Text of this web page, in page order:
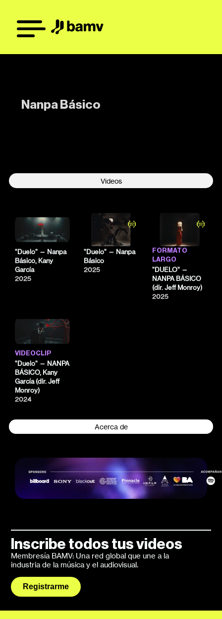
Nanpa Básico
Videos
Acerca de
"Duelo" — Nanpa
Básico, Kany
García
2025
"Duelo" — Nanpa
Básico
2025
FORMATO
LARGO
"DUELO" —
NANPA BÁSICO
(dir. Jeff Monroy)
2025
VIDEOCLIP
"Duelo" — NANPA
BÁSICO, Kany
García (dir. Jeff
Monroy)
2024
Inscribe todos tus videos
Membresía BAMV: Una red global que une a la
industria de la música y el audiovisual.
Registrarme